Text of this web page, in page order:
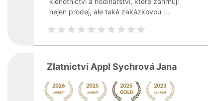
nejen prodej, ale také zakázkovou ...
Zlatnictví Appl Sychrová Jana